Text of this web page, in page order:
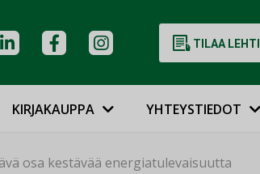
TILAA LEHTI
KIRJAKAUPPA YHTEYSTIEDOT
osa kestävää energiatulevaisuutta